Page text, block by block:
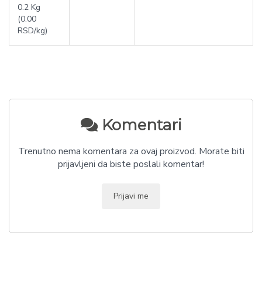
0.2 Kg
(0.00
RSD/kg)
Komentari
Trenutno nema komentara za ovaj proizvod. Morate biti
prijavljeni da biste poslali komentar!
Prijavi me